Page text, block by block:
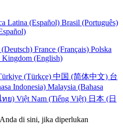
Latina (Español) Brasil (Português)
France (Français) Polska
Kingdom (English)
(Türkçe) 中国 (简体中文) 台
Indonesia) Malaysia (Bahasa
ทย) Việt Nam (Tiếng Việt) 日本 (日
di sini, jika diperlukan